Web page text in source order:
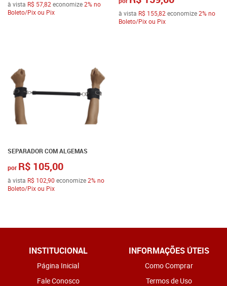
à vista R$ 57,82 economize2%no
Boleto/Pix ou Pix
à vista R$ 155,82 economize2%no
Boleto/Pix ou Pix
SEPARADOR COM ALGEMAS
por R$ 105,00
à vista R$ 102,90 economize2%no
Boleto/Pix ou Pix
INSTITUCIONAL
Página Inicial
Fale Conosco
INFORMAÇÕES ÚTEIS
Como Comprar
Termos de Uso